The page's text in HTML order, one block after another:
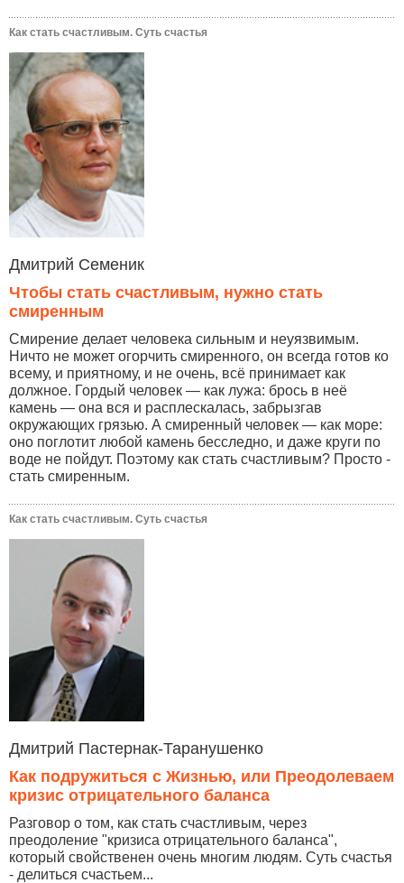
Как стать счастливым. Суть счастья
Дмитрий Семеник
Чтобы стать счастливым, нужно стать
смиренным
Смирение делает человека сильным и неуязвимым.
Ничто не может огорчить смиренного, он всегда готов ко
всему, и приятному, и не очень, всё принимает как
должное. Гордый человек — как лужа: брось в неё
камень — она вся и расплескалась, забрызгав
окружающих грязью. А смиренный человек — как море:
оно поглотит любой камень бесследно, и даже круги по
воде не пойдут. Поэтому как стать счастливым? Просто -
стать смиренным.
Как стать счастливым. Суть счастья
Дмитрий Пастернак-Таранушенко
Как подружиться с Жизнью, или Преодолеваем
кризис отрицательного баланса
Разговор о том, как стать счастливым, через
преодоление "кризиса отрицательного баланса",
который свойственен очень многим людям. Суть счастья
- делиться счастьем...